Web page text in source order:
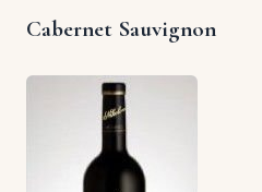
Cabernet Sauvignon